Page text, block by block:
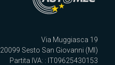
Via Muggiasca 19
20099 Sesto San Giovanni (MI)
Partita IVA: : IT09625430153